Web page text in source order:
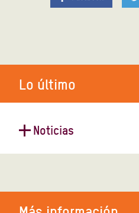
Lo último
Noticias
obligada a
pertenencias atrás